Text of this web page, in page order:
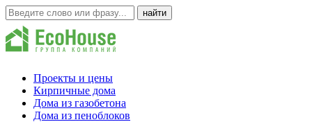
Проекты и цены
Кирпичные дома
Дома из газобетона
Дома из пеноблоков